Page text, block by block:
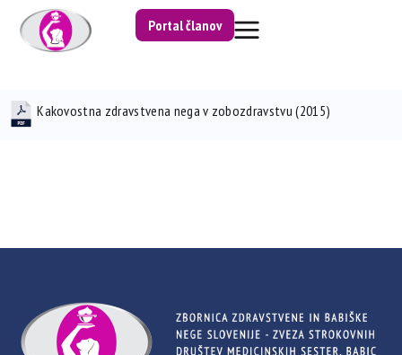
Portal članov
Kakovostna zdravstvena nega v zobozdravstvu (2015)